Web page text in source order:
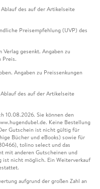
des auf der Artikelseite
Preisempfehlung (UVP) des
gesenkt. Angaben zu
Preis.
Angaben zu Preissenkungen
des auf der Artikelseite
10.08.2026. Sie können den
Keine Bestellung
Gutschein ist nicht gültig für
Bücher und eBooks) sowie für
tolino select und das
mit anderen Gutscheinen und
ist nicht möglich. Ein Weiterverkauf
aufgrund der großen Zahl an